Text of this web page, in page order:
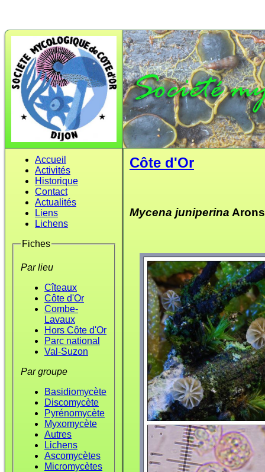
Accueil
Activités
Historique
Contact
Actualités
Liens
Lichens
Fiches
Par lieu
Cîteaux
Côte d'Or
Combe-
Lavaux
Hors Côte d'Or
Parc national
Val-Suzon
Par groupe
Basidiomycète
Discomycète
Pyrénomycète
Myxomycète
Autres
Lichens
Ascomycètes
Micromycètes
Côte d'Or
Mycena juniperina